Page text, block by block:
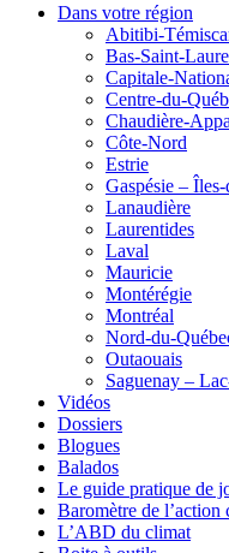
Dans votre région
Abitibi-
Bas-Saint-
Capitale-
Centre-du-
Chaudière-
Côte-Nord
Estrie
Gaspésie –
Lanaudière
Laurentides
Laval
Mauricie
Montérégie
Montréal
Nord-du-
Outaouais
Saguenay –
Vidéos
Dossiers
Blogues
Balados
Le guide pratique de
Baromètre de
L’ABD du climat